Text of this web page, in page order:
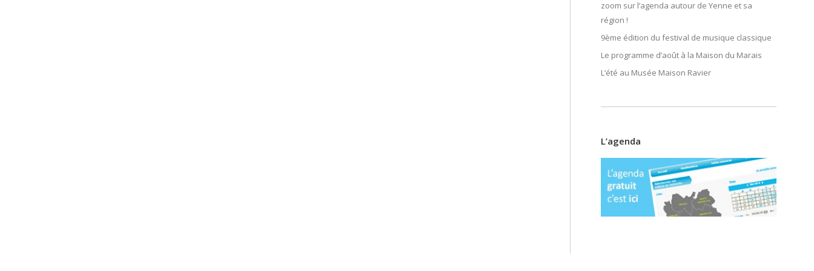
zoom sur l’agenda autour de Yenne et sa
région !
9ème édition du festival de musique classique
Le programme d’août à la Maison du Marais
L’été au Musée Maison Ravier
L’agenda